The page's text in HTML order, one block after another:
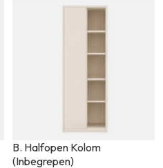
B. Halfopen Kolom
(Inbegrepen)